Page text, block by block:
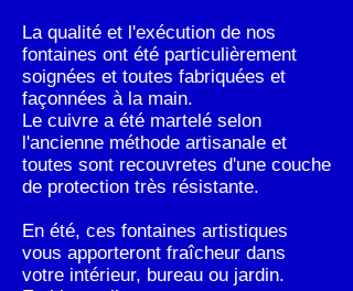
La qualité et l'exécution de nos
fontaines ont été particulièrement
soignées et toutes fabriquées et
façonnées à la main.
Le cuivre a été martelé selon
l'ancienne méthode artisanale et
toutes sont recouvretes d'une couche
de protection très résistante.
En été, ces fontaines artistiques
vous apporteront fraîcheur dans
votre intérieur, bureau ou jardin.